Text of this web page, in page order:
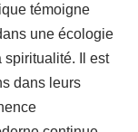
témoigne
une écologie
spiritualité. Il est
dans leurs